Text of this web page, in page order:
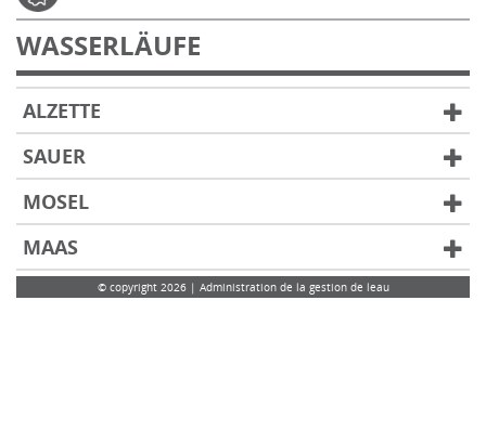
WASSERLÄUFE
ALZETTE
SAUER
MOSEL
MAAS
© copyright 2026 | Administration de la gestion de leau